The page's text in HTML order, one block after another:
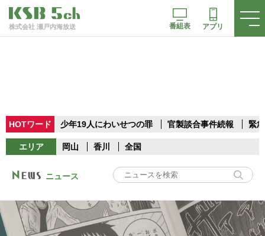
株式会社 瀬戸内海放送 番組表 アプリ
HOTワード 少年19人にわいせつの罪 官製談合事件続報 緊
エリア 岡山 香川 全国
ニュース